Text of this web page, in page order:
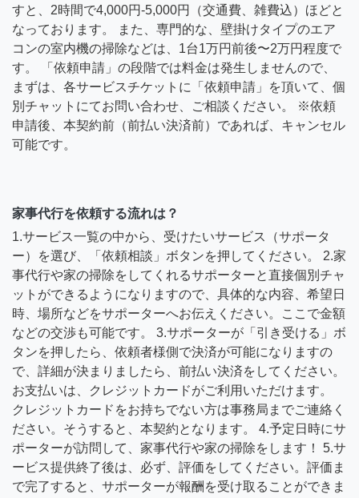
すと、2時間で4,000円-5,000円（交通費、雑費込）ほどと
なっております。 また、専門的な、壁掛けタイプのエア
コンの室内機の掃除などは、1台1万円前後〜2万円程度で
す。 「依頼申請」の段階では料金は発生しませんので、
まずは、各サービスチケットに「依頼申請」を頂いて、個
別チャットにてお問い合わせ、ご相談ください。 ※依頼
申請後、本契約前（前払い決済前）であれば、キャンセル
可能です。
家事代行を依頼する流れは？
1.サービス一覧の中から、受けたいサービス（サポータ
ー）を選び、「依頼相談」ボタンを押してください。 2.家
事代行や家の掃除をしてくれるサポーターと直接個別チャ
ットができるようになりますので、具体的な内容、希望日
時、場所などをサポーターへお伝えください。ここで金額
などの交渉も可能です。 3.サポーターが「引き受ける」ボ
タンを押したら、依頼者様側で決済が可能になりますの
で、詳細が決まりましたら、前払い決済をしてください。
お支払いは、クレジットカードがご利用いただけます。
クレジットカードをお持ちでない方は事務局までご連絡く
ださい。そうすると、本契約となります。 4.予定日時にサ
ポーターが訪問して、家事代行や家の掃除をします！ 5.サ
ービス提供終了後は、必ず、評価をしてください。評価ま
で完了すると、サポーターが報酬を受け取ることができま